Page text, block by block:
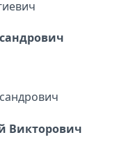
Викторович